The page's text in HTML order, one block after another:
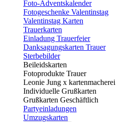
Foto-Adventskalender
Fotogeschenke Valentinstag
Valentinstag Karten
Trauerkarten
Einladung Trauerfeier
Danksagungskarten Trauer
Sterbebilder
Beileidskarten
Fotoprodukte Trauer
Leonie Jung x kartenmacherei
Individuelle Grußkarten
Grußkarten Geschäftlich
Partyeinladungen
Umzugskarten